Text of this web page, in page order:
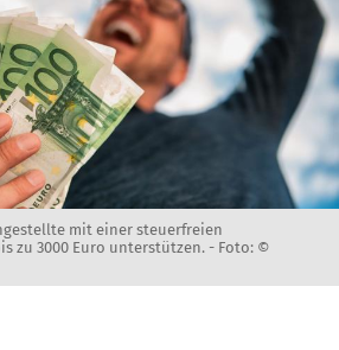
mit einer steuerfreien
zu 3000 Euro unterstützen. - Foto: ©